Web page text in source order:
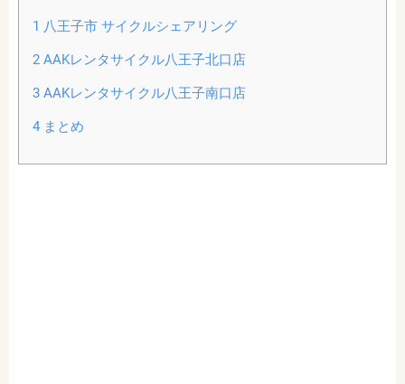
1 八王子市 サイクルシェアリング
2AAKレンタサイクル八王子北口店
3AAKレンタサイクル八王子南口店
4まとめ